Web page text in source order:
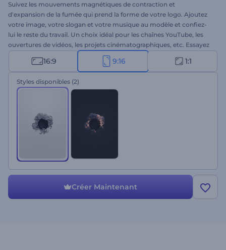
Suivez les mouvements magnétiques de contraction et
d'expansion de la fumée qui prend la forme de votre logo. Ajoutez
votre image, votre slogan et votre musique au modèle et confiez-
lui le reste du travail. Un choix idéal pour les chaînes YouTube, les
ouvertures de vidéos, les projets cinématographiques, etc. Essayez
16:9 9:16 1:1
Styles disponibles (2)
Créer Maintenant